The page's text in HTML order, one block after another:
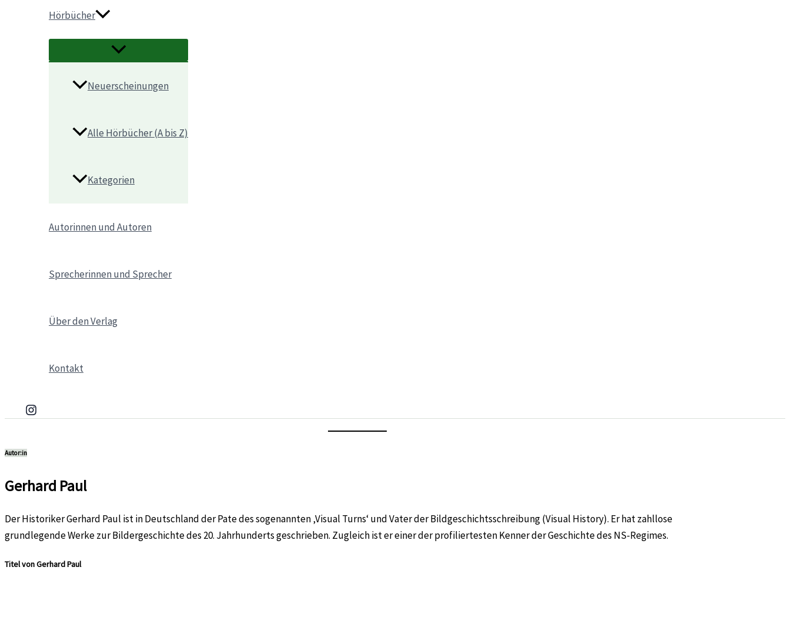
Hörbücher
Neuerscheinungen
Alle Hörbücher (A bis Z)
Kategorien
Autorinnen und Autoren
Sprecherinnen und Sprecher
Über den Verlag
Kontakt
Autor:in
Gerhard Paul
Der Historiker Gerhard Paul ist in Deutschland der Pate des sogenannten ‚Visual Turns‘ und Vater der Bildgeschichtsschreibung (Visual History). Er hat zahllose
grundlegende Werke zur Bildergeschichte des 20. Jahrhunderts geschrieben. Zugleich ist er einer der profiliertesten Kenner der Geschichte des NS-Regimes.
Titel von Gerhard Paul